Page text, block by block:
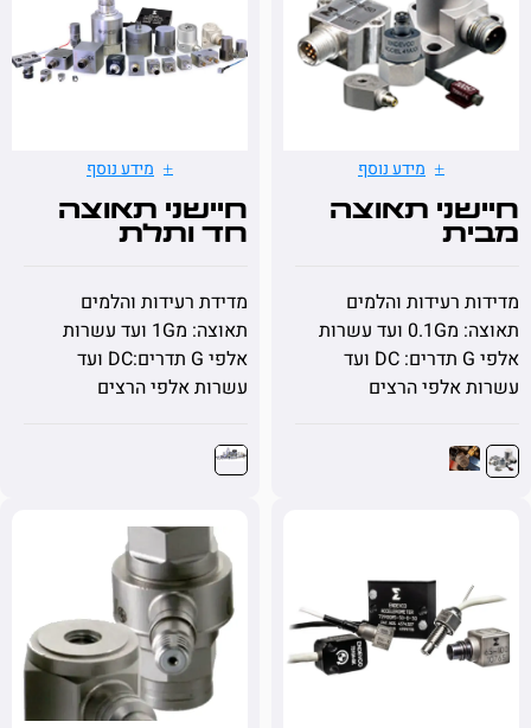
מידע נוסף
תאוצה
רעידות והלמים
תאוצה: מ0.1G ועד עשרות
אלפי G תדרים: DC ועד
אלפי הרצים
מידע נוסף
חיישני תאוצה
חד ותלת
מדידת רעידות והלמים
תאוצה: מ1G ועד עשרות
אלפי G תדרים:DC ועד
עשרות אלפי הרצים